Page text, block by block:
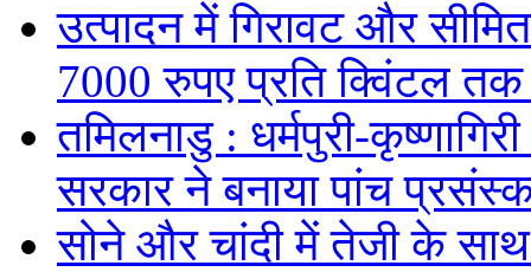
उत्पादन में गिरावट और
7000 रुपए प्रति क्विंटल
तमिलनाडु : धर्मपुरी-
सरकार ने बनाया पांच
सोने और चांदी में तेजी के